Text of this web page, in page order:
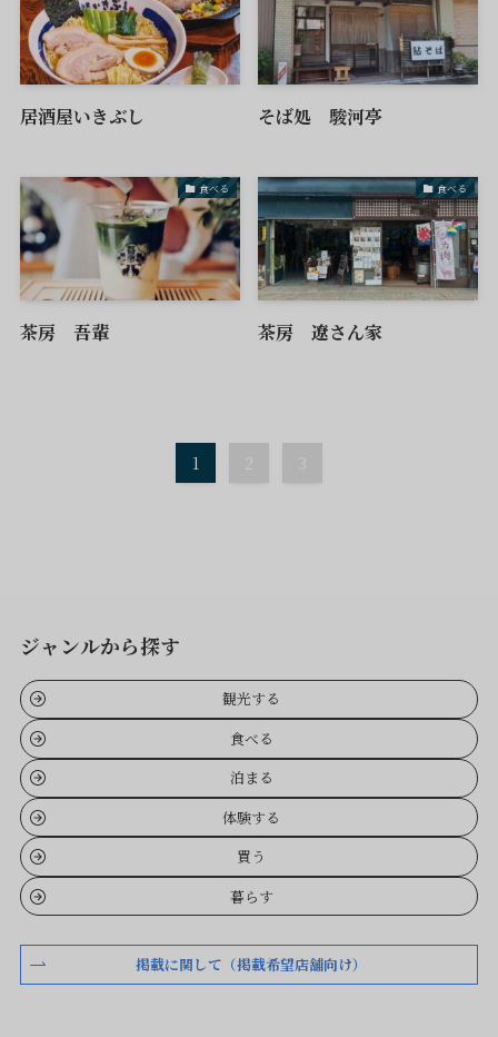
居酒屋いきぶし そば処 駿河亭
食べる
茶房 吾輩
食べる
茶房 遼さん家
1 2 3
ジャンルから探す
観光する
食べる
泊まる
体験する
買う
暮らす
掲載に関して（掲載希望店舗向け）